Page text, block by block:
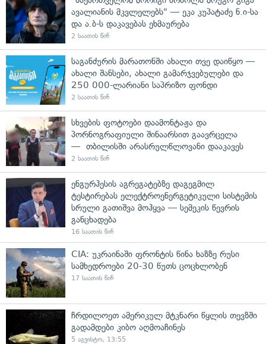
ავალიანის მკვლელებს" — ეკა კუპატაძე ნ.ი-სა
და ა.ბ-ს დაკავებას ეხმაურება
2 საათის წინ
საგანძურის მარათონში ახალი თვე დაიწყო —
ახალი შანსები, ახალი გამარჯვებულები და
250 000-ლარიანი საპრიზო ფონდი
2 საათის წინ
სხვების ფოტოები დაამონტაჟა და
პორნოგრაფიული შინაარსით გაავრცელა
— თბილისში არასრულწლოვანი დააკავეს
2 საათის წინ
ენგურჰესის აგრეგატებზე დაგეგმილ
ტესტირებას ელექტროენერგეტიკული სისტემის
სრული გათიშვა მოჰყვა — სემეკის წევრის
განცხადება
16 საათის წინ
CIA: უკრაინაში ფრონტის წინა ხაზზე რუსი
სამხედროები 20-30 წუთს ცოცხლობენ
17 საათის წინ
ჩრდილოეთ ამერიკულ მტკნარი წყლის თევზში
გადამდები კიბო აღმოაჩინეს
5 აგვისტო, 13:55